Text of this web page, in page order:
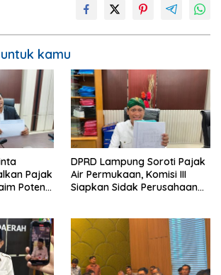
kamu
Pajak
Potensi
DPRD Lampung Soroti Pajak
Air Permukaan, Komisi III
Siapkan Sidak Perusahaan